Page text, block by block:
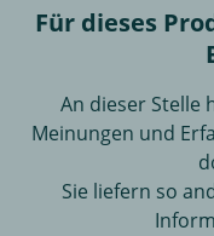
Für dieses
An dieser Stelle
Meinungen und
Sie liefern so